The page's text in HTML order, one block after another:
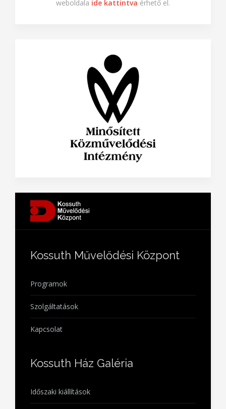
weboldala ide kattintva érhető el.
Kossuth Művelődési Központ
Programok
Szolgáltatások
Kapcsolat
Kossuth Ház Galéria
Időszaki kiállítások